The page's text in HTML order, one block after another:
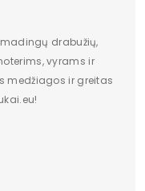
drabužių,
vyrams ir
medžiagos ir greitas